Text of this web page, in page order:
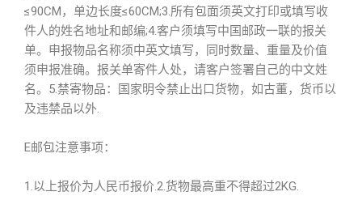
≤90CM，单边长度≤60CM;3.所有包面须英文打印或填写收
件人的姓名地址和邮编;4.客户须填写中国邮政一联的报关
单。申报物品名称须中英文填写，同时数量、重量及价值
须申报准确。报关单寄件人处，请客户签署自己的中文姓
名。5.禁寄物品：国家明令禁止出口货物，如古董，货币以
及违禁品以外.
E邮包注意事项：
1.以上报价为人民币报价.2.货物最高重不得超过2KG.